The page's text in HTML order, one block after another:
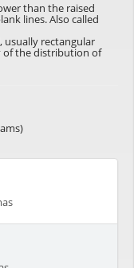
than the raised
lines. Also called
usually rectangular
of the distribution of